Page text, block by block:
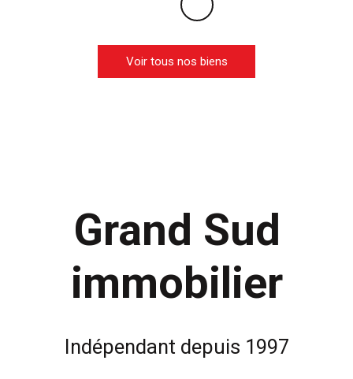
Voir tous nos biens
Grand Sud
immobilier
Indépendant depuis 1997